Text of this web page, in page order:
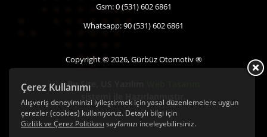
Çerez Kullanımı
Alışveriş deneyiminizi iyileştirmek için yasal düzenlemelere uygun
çerezler (cookies) kullanıyoruz. Detaylı bilgi için
Gizlilik ve Çerez Politikası sayfamızı inceleyebilirsiniz.
Gsm: 0 (531) 602 6861
Whatsapp: 90 (531) 602 6861
Copyright © 2026, Gürbüz Otomotiv ®
Bu Site,